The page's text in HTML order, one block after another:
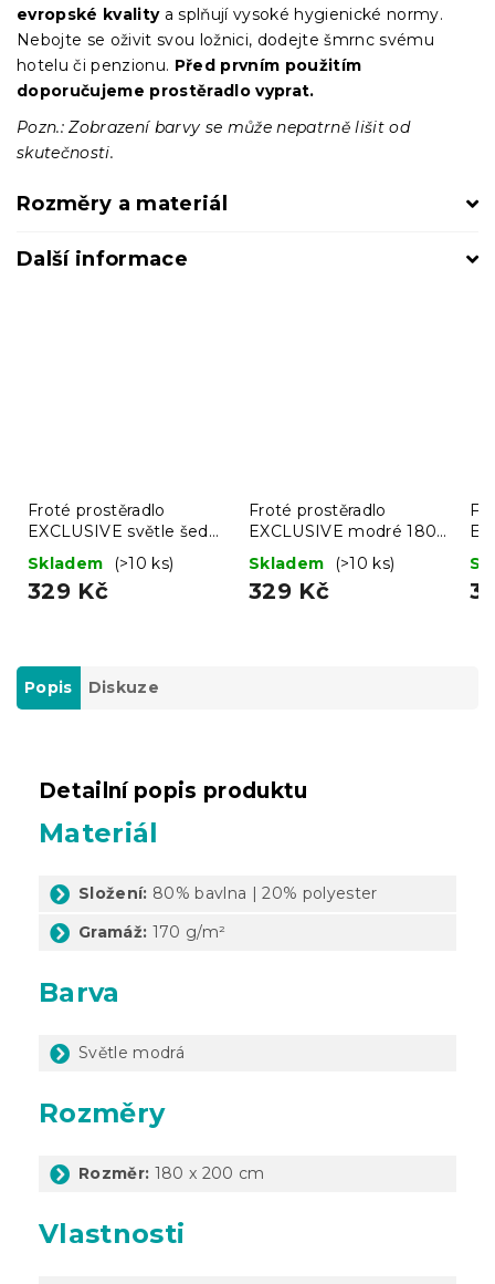
evropské kvalitya splňují vysoké hygienické normy.
Nebojte se oživit svou ložnici, dodejte šmrnc svému
hotelu či penzionu. Před prvním použitím
doporučujeme prostěradlo vyprat.
Pozn.: Zobrazení barvy se může nepatrně lišit od
skutečnosti.
Rozměry a materiál
Další informace
Froté prostěradlo
EXCLUSIVE světle šedé
180 x 200 cm
Skladem (>10 ks)
329 Kč
Froté prostěradlo
EXCLUSIVE modré 180
x 200 cm
Skladem (>10 ks)
329 Kč
Popis Diskuze
Detailní popis produktu
Materiál
Složení: 80% bavlna | 20% polyester
Gramáž: 170 g/m²
Barva
Světle modrá
Rozměry
Rozměr: 180 x 200 cm
Vlastnosti